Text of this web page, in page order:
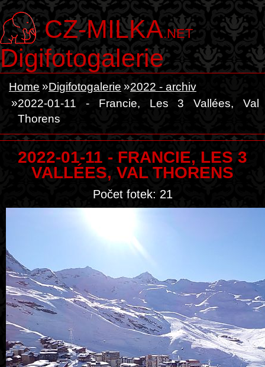
CZ-MILKA.NET
Digifotogalerie
Home Digifotogalerie
2022 - archiv
2022-01-11 - Francie, Les 3 Vallées, Val
Thorens
2022-01-11 - FRANCIE, LES 3
VALLÉES, VAL THORENS
Počet fotek: 21